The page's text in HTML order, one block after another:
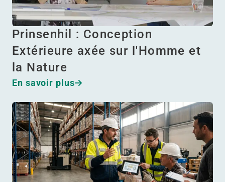
Prinsenhil : Conception
Extérieure axée sur l'Homme et
la Nature
En savoir plus